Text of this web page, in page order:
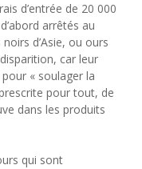
d’entrée de 20 000
arrêtés au
d’Asie, ou ours
car leur
« soulager la
pour tout, de
dans les produits
qui sont